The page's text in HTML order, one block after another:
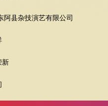
县杂技演艺有限公司
新